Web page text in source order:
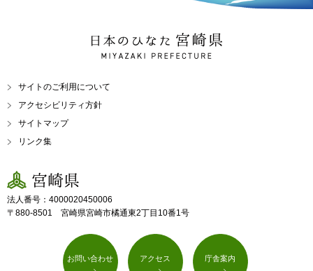
日本のひなた 宮崎県
MIYAZAKI PREFECTURE
サイトのご利用について
アクセシビリティ方針
サイトマップ
リンク集
宮崎県
法人番号：4000020450006
〒880-8501 宮崎県宮崎市橘通東2丁目10番1号
お問い合わせ アクセス 庁舎案内